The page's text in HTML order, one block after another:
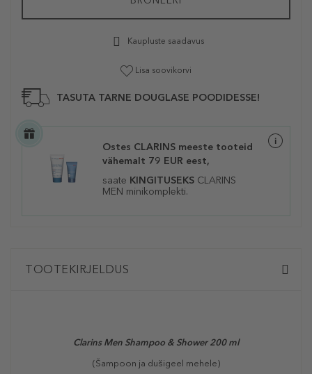
Kaupluste saadavus
Lisa soovikorvi
TASUTA TARNE DOUGLASE POODIDESSE!
Ostes CLARINS meeste tooteid
vähemalt 79 EUR eest,
saate KINGITUSEKS CLARINS
MEN minikomplekti.
TOOTEKIRJELDUS
Clarins Men Shampoo & Shower 200 ml
(Šampoon ja dušigeel mehele)